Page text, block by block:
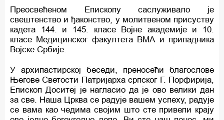
Преосвећеном Епископу саслуживало је
свештенство и ђаконство, у молитвеном присуству
кадета 144. и 145. класе Војне академије и 10.
класе Медицинског факултета ВМА и припадника
Војске Србије.
У архипастирској беседи, преносећи благослове
Његове Светости Патријарха српског Г. Порфирија,
Епископ Доситеј је нагласио да је ово велики дан
за све. Наша Црква се радује вашем успеху, радује
се вама као чедима својим што сте привели крају